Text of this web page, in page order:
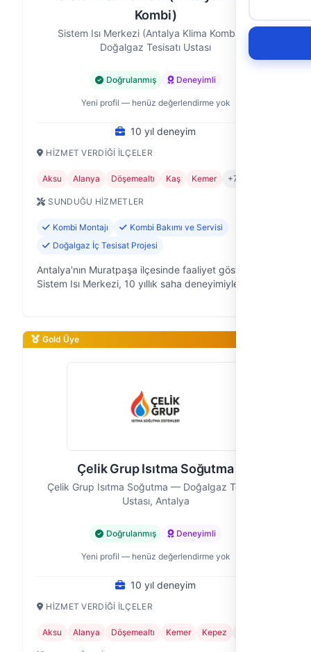
Kombi)
Sistem Isı Merkezi (Antalya Klima Kombi) —
Doğalgaz Tesisatı Ustası
Doğrulanmış Deneyimli
Yeni profil — henüz değerlendirme yok
10 yıl deneyim
HIZMET VERDIĞI İLÇELER
Aksu Alanya Döşemealtı Kaş Kemer +7
SUNDUĞU HIZMETLER
Kombi Montajı
Kombi Bakımı ve Servisi
Doğalgaz İç Tesisat Projesi
Antalya'nın Muratpaşa ilçesinde faaliyet gösteren
Sistem Isı Merkezi, 10 yıllık saha deneyimiyle ev ve
Gold Üye
Çelik Grup Isıtma Soğutma
Çelik Grup Isıtma Soğutma — Doğalgaz Tesisatı
Ustası, Antalya
Doğrulanmış Deneyimli
Yeni profil — henüz değerlendirme yok
10 yıl deneyim
HIZMET VERDIĞI İLÇELER
Aksu Alanya Döşemealtı Kemer Kepez